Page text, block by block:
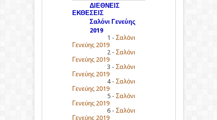
ΔΙΕΘΝΕΙΣ
ΕΚΘΕΣΕΙΣ
Σαλόνι Γενεύης
2019
1 - Σαλόνι
Γενεύης 2019
2 - Σαλόνι
Γενεύης 2019
3 - Σαλόνι
Γενεύης 2019
4 - Σαλόνι
Γενεύης 2019
5 - Σαλόνι
Γενεύης 2019
6 - Σαλόνι
Γενεύης 2019